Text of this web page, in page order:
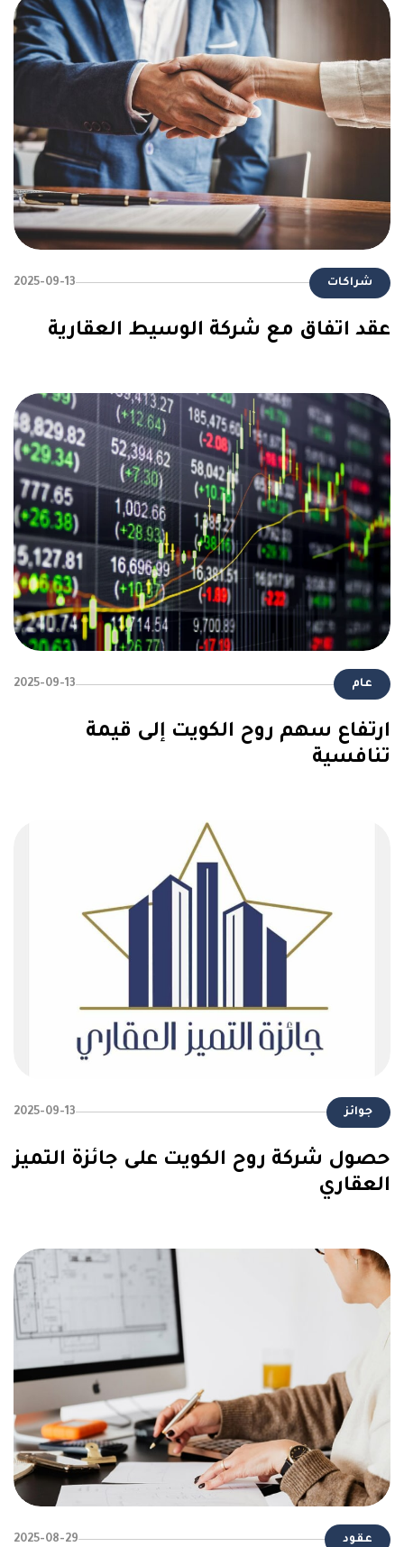
شراكات 2025-09-13
عقد اتفاق مع شركة الوسيط العقارية
عام 2025-09-13
ارتفاع سهم روح الكويت إلى قيمة
تنافسية
جوائز 2025-09-13
حصول شركة روح الكويت على جائزة التميز
العقاري
عقود 2025-08-29